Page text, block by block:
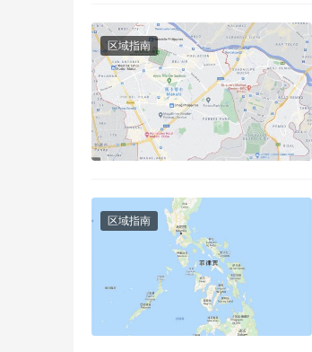
区域指南
区域指南